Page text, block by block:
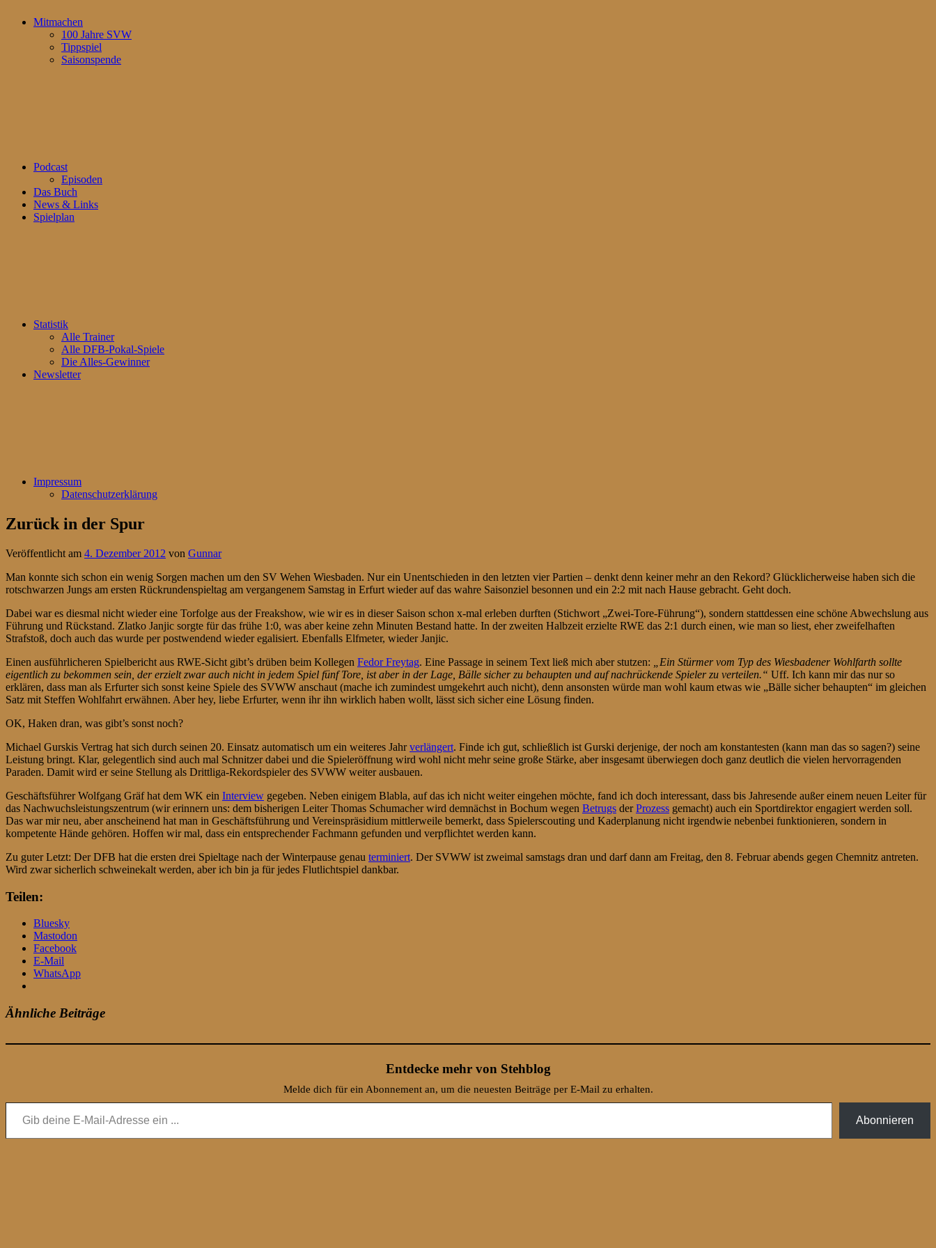
Mitmachen
100 Jahre SVW
Tippspiel
Saisonspende
Podcast
Episoden
Das Buch
News & Links
Spielplan
Statistik
Alle Trainer
Alle DFB-Pokal-Spiele
Die Alles-Gewinner
Newsletter
Impressum
Datenschutzerklärung
Zurück in der Spur
Veröffentlicht am 4. Dezember 2012 von Gunnar
Man konnte sich schon ein wenig Sorgen machen um den SV Wehen Wiesbaden. Nur ein Unentschieden in den letzten vier Partien – denkt denn keiner mehr an den Rekord? Glücklicherweise haben sich die
rotschwarzen Jungs am ersten Rückrundenspieltag am vergangenem Samstag in Erfurt wieder auf das wahre Saisonziel besonnen und ein 2:2 mit nach Hause gebracht. Geht doch.
Dabei war es diesmal nicht wieder eine Torfolge aus der Freakshow, wie wir es in dieser Saison schon x-mal erleben durften (Stichwort „Zwei-Tore-Führung“), sondern stattdessen eine schöne Abwechslung aus
Führung und Rückstand. Zlatko Janjic sorgte für das frühe 1:0, was aber keine zehn Minuten Bestand hatte. In der zweiten Halbzeit erzielte RWE das 2:1 durch einen, wie man so liest, eher zweifelhaften
Strafstoß, doch auch das wurde per postwendend wieder egalisiert. Ebenfalls Elfmeter, wieder Janjic.
Einen ausführlicheren Spielbericht aus RWE-Sicht gibt’s drüben beim Kollegen Fedor Freytag. Eine Passage in seinem Text ließ mich aber stutzen:
„Ein Stürmer vom Typ des Wiesbadener Wohlfarth sollte
eigentlich zu bekommen sein, der erzielt zwar auch nicht in jedem Spiel fünf Tore, ist aber in der Lage, Bälle sicher zu behaupten und auf nachrückende Spieler zu verteilen.“ Uff. Ich kann mir das nur so
erklären, dass man als Erfurter sich sonst keine Spiele des SVWW anschaut (mache ich zumindest umgekehrt auch nicht), denn ansonsten würde man wohl kaum etwas wie „Bälle sicher behaupten“ im gleichen
Satz mit Steffen Wohlfahrt erwähnen. Aber hey, liebe Erfurter, wenn ihr ihn wirklich haben wollt, lässt sich sicher eine Lösung finden.
OK, Haken dran, was gibt’s sonst noch?
Michael Gurskis Vertrag hat sich durch seinen 20. Einsatz automatisch um ein weiteres Jahrverlängert. Finde ich gut, schließlich ist Gurski derjenige, der noch am konstantesten (kann man das so sagen?) seine
Leistung bringt. Klar, gelegentlich sind auch mal Schnitzer dabei und die Spieleröffnung wird wohl nicht mehr seine große Stärke, aber insgesamt überwiegen doch ganz deutlich die vielen hervorragenden
Paraden. Damit wird er seine Stellung als Drittliga-Rekordspieler des SVWW weiter ausbauen.
Geschäftsführer Wolfgang Gräf hat dem WK ein Interview gegeben. Neben einigem Blabla, auf das ich nicht weiter eingehen möchte, fand ich doch interessant, dass bis Jahresende außer einem neuen Leiter für
das Nachwuchsleistungszentrum (wir erinnern uns: dem bisherigen Leiter Thomas Schumacher wird demnächst in Bochum wegen Betrugs derProzess gemacht) auch ein Sportdirektor engagiert werden soll.
Das war mir neu, aber anscheinend hat man in Geschäftsführung und Vereinspräsidium mittlerweile bemerkt, dass Spielerscouting und Kaderplanung nicht irgendwie nebenbei funktionieren, sondern in
kompetente Hände gehören. Hoffen wir mal, dass ein entsprechender Fachmann gefunden und verpflichtet werden kann.
Zu guter Letzt: Der DFB hat die ersten drei Spieltage nach der Winterpause genau terminiert. Der SVWW ist zweimal samstags dran und darf dann am Freitag, den 8. Februar abends gegen Chemnitz antreten.
Wird zwar sicherlich schweinekalt werden, aber ich bin ja für jedes Flutlichtspiel dankbar.
Teilen:
Bluesky
Mastodon
Facebook
E-Mail
WhatsApp
Ähnliche Beiträge
Entdecke mehr von Stehblog
Melde dich für ein Abonnement an, um die neuesten Beiträge per E-Mail zu erhalten.
Gib deine E-Mail-Adresse ein ...
Abonnieren